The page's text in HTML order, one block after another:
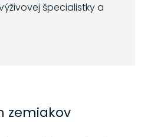
špecialistky a
zemiakov